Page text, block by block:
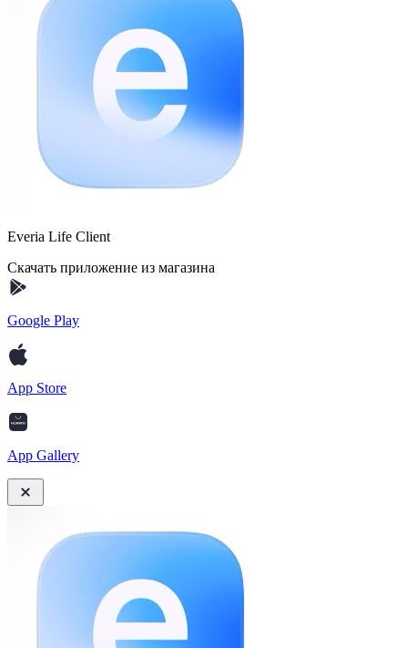
Everia Life Client
Скачать приложение из магазина
Google Play
App Store
App Gallery